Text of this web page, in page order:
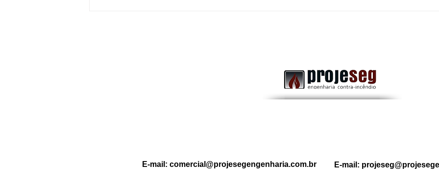
E-mail: comercial@projesegengenharia.com.br E-mail: